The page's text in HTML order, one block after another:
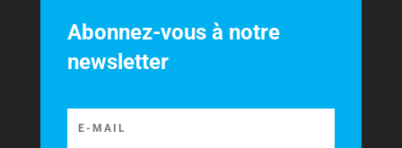
Abonnez-vous à notre
newsletter